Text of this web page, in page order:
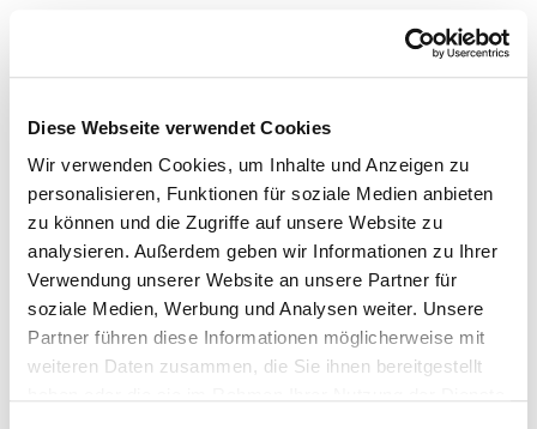
Diese Webseite verwendet Cookies
Wir verwenden Cookies, um Inhalte und Anzeigen zu
personalisieren, Funktionen für soziale Medien anbieten
zu können und die Zugriffe auf unsere Website zu
analysieren. Außerdem geben wir Informationen zu Ihrer
Verwendung unserer Website an unsere Partner für
soziale Medien, Werbung und Analysen weiter. Unsere
Partner führen diese Informationen möglicherweise mit
weiteren Daten zusammen, die Sie ihnen bereitgestellt